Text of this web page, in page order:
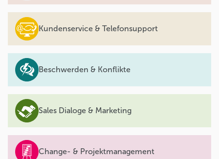
Kundenservice & Telefonsupport
Beschwerden & Konflikte
Sales Dialoge & Marketing
Change- & Projektmanagement